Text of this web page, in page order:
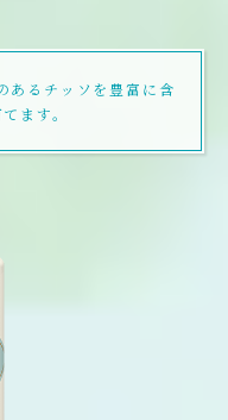
あるチッソを豊富に含
ます。